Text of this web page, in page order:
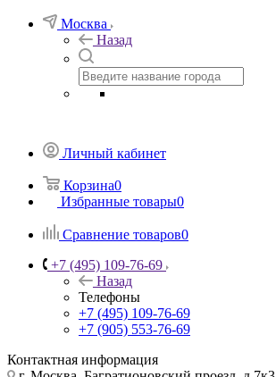
Москва
Назад
Личный кабинет
Корзина0
Избранные товары0
Сравнение товаров0
+7 (495) 109-76-69
Назад
Телефоны
+7 (495) 109-76-69
+7 (905) 553-76-69
Контактная информация